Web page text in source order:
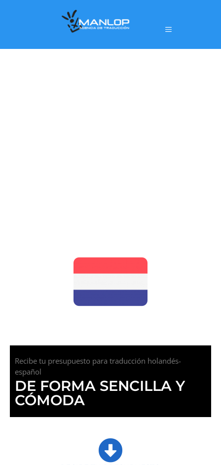
Recibe tu presupuesto para traducción holandés-
español
DE FORMA SENCILLA Y
CÓMODA